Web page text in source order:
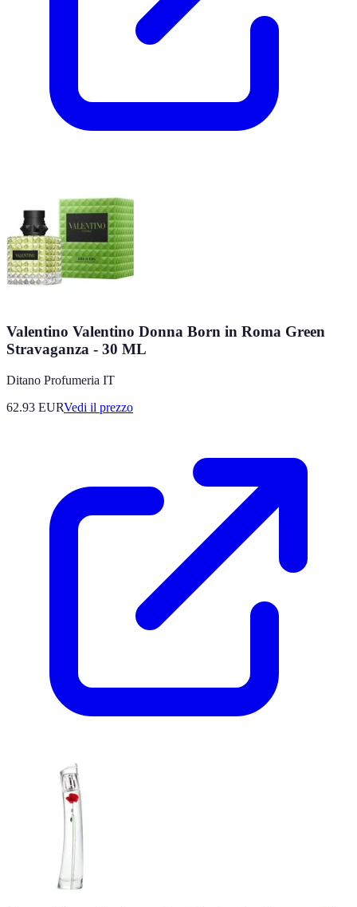
Valentino Valentino Donna Born in Roma Green
Stravaganza - 30 ML
Ditano Profumeria IT
62.93 EURVedi il prezzo